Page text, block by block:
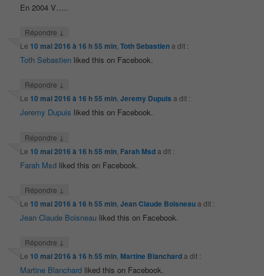
En 2004 V…..
Répondre ↓
Le 10 mai 2016 à 16 h 55 min ,Toth Sebastiena dit :
Toth Sebastien liked this on Facebook.
Répondre ↓
Le 10 mai 2016 à 16 h 55 min,Jeremy Dupuis a dit :
Jeremy Dupuis liked this on Facebook.
Répondre ↓
Le 10 mai 2016 à 16 h 55 min Farah Msda dit :
Farah Msd liked this on Facebook.
Répondre ↓
Le 10 mai 2016 à 16 h 55 min ,Jean Claude Boisneaua dit :
Jean Claude Boisneau liked this on Facebook.
Répondre ↓
Le 10 mai 2016 à 16 h 55 min Martine Blancharda dit :
Martine Blanchard liked this on Facebook.